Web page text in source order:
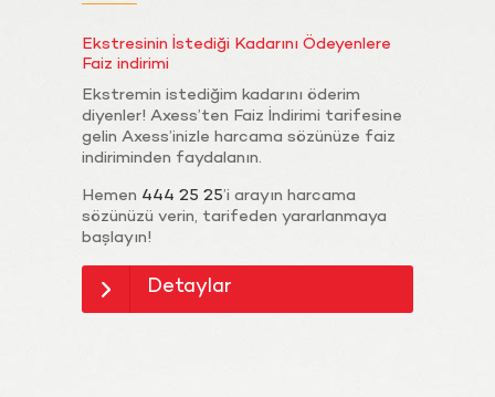
Ekstresinin İstediği Kadarını Ödeyenlere
Faiz indirimi
Ekstremin istediğim kadarını öderim
diyenler! Axess’ten Faiz İndirimi tarifesine
gelin Axess’inizle harcama sözünüze faiz
indiriminden faydalanın.
Hemen 444 25 25’i arayın harcama
sözünüzü verin, tarifeden yararlanmaya
başlayın!
Detaylar